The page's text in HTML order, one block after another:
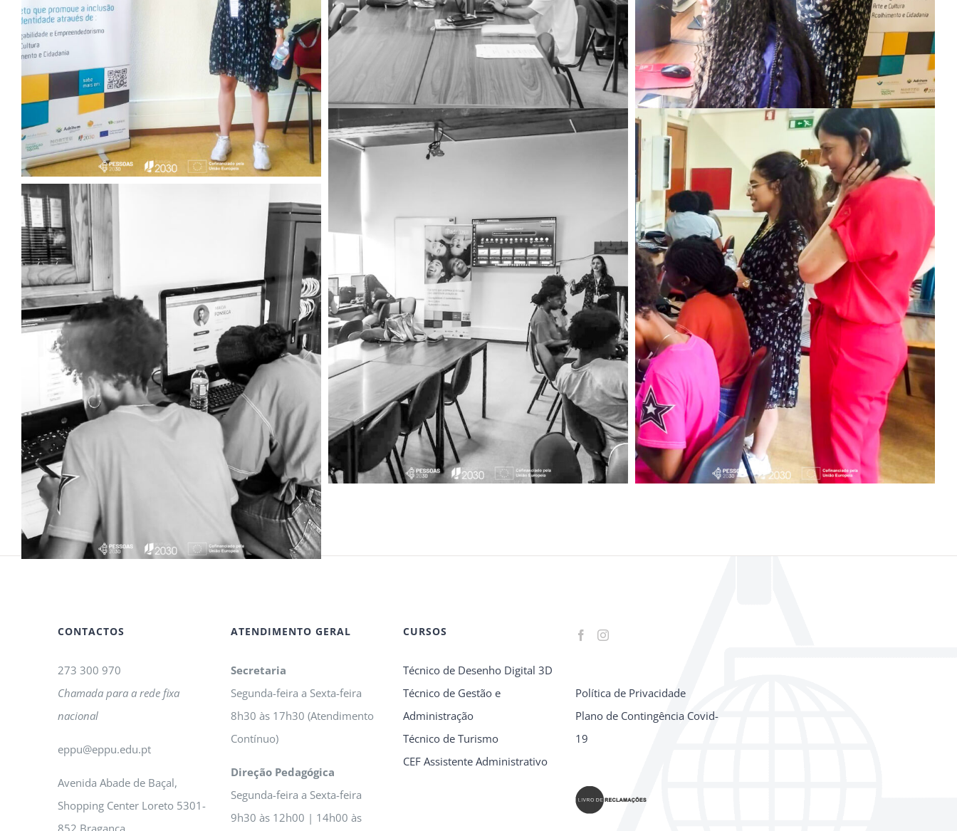
CONTACTOS
273 300 970
Chamada para a rede fixa
nacional
eppu@eppu.edu.pt
Avenida Abade de Baçal,
Shopping Center Loreto 5301-
852 Bragança
ATENDIMENTO GERAL
Secretaria
Segunda-feira a Sexta-feira
8h30 às 17h30 (Atendimento
Contínuo)
Direção Pedagógica
Segunda-feira a Sexta-feira
9h30 às 12h00 | 14h00 às
CURSOS
Técnico de Desenho Digital 3D
Técnico de Gestão e
Administração
Técnico de Turismo
CEF Assistente Administrativo
Política de Privacidade
Plano de Contingência Covid-
19